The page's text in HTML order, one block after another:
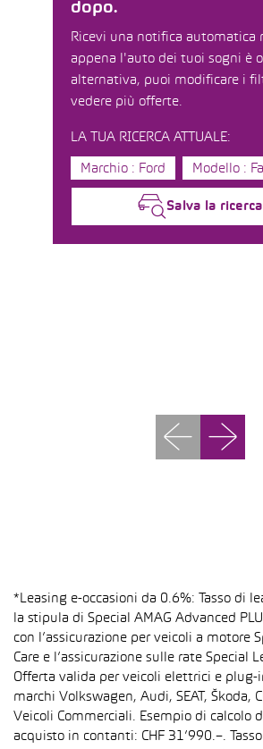
dopo.
Ricevi una notifica automatica
appena l'auto dei tuoi sogni è
alternativa, puoi modificare i
vedere più offerte.
LA TUA RICERCA ATTUALE:
Marchio : Ford Modello :
Salva la ricerca
*Leasing e-occasioni da 0.6%: Tasso di
la stipula di Special AMAG Advanced
con l’assicurazione per veicoli a motore
Care e l’assicurazione sulle rate Special
Offerta valida per veicoli elettrici e plug-
marchi Volkswagen, Audi, SEAT, Škoda,
Veicoli Commerciali. Esempio di calcolo
acquisto in contanti: CHF 31’990.–.